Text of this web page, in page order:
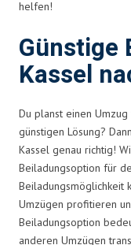
helfen!
Günstige
Kassel
Du planst einen
günstigen Lösung?
Kassel genau richtig!
Beiladungsoption für
Beiladungsmöglichkeit
Umzügen profitieren
Beiladungsoption
anderen Umzügen